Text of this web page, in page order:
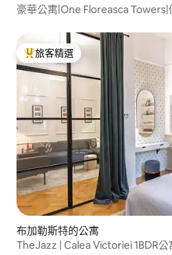
豪華公寓|One Floreasca Towers|
旅客精選榜首
旅客精選
布加勒斯特的公寓
TheJazz | Calea Victoriei 1BDR